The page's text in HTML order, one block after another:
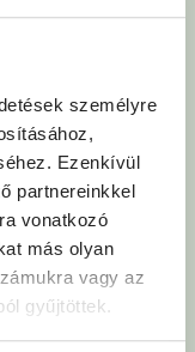
személyre
Ezenkívül
partnereinkkel
vonatkozó
más olyan
vagy az
gyűjtöttek.